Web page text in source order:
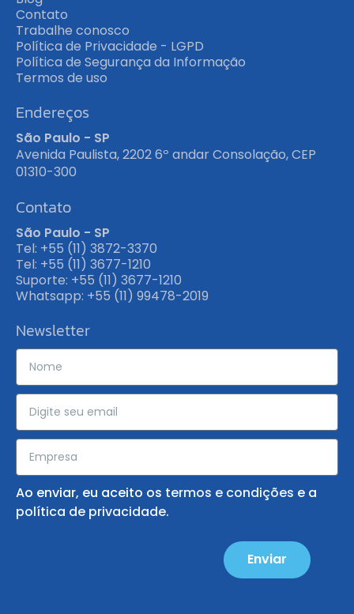
Contato
Trabalhe conosco
Política de Privacidade - LGPD
Política de Segurança da Informação
Termos de uso
Endereços
São Paulo - SP
Avenida Paulista, 2202 6º andar Consolação, CEP
01310-300
Contato
São Paulo - SP
Tel: +55 (11) 3872-3370
Tel: +55 (11) 3677-1210
Suporte: +55 (11) 3677-1210
Whatsapp: +55 (11) 99478-2019
Newsletter
Ao enviar, eu aceito os termos e condições e a
política de privacidade.
Enviar